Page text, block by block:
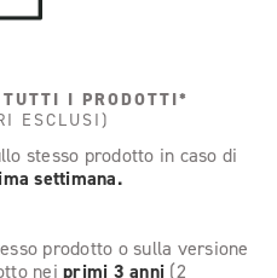
I PRODOTTI*
ESCLUSI)
stesso prodotto in caso di
settimana.
prodotto o sulla versione
nei primi 3 anni (2